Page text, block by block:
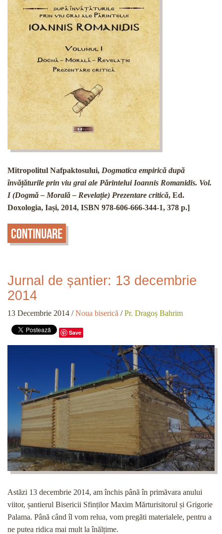
Mitropolitul Nafpaktosului, Dogmatica empirică după
învățăturile prin viu grai ale Părintelui Ioannis Romanidis. Vol.
I (Dogmă – Morală – Revelație) Prezentare critică, Ed.
Doxologia, Iași, 2014, ISBN 978-606-666-344-1, 378 p.]
Continuare
Jurnal de șantier: 13 decembrie
2014
13 Decembrie 2014 /Noua biserică /Pr. Dragoș Bahrim
Save
Astăzi 13 decembrie 2014, am închis până în primăvara anului
viitor, șantierul Bisericii Sfinților Maxim Mărturisitorul și Grigorie
Palama. Până când îl vom relua, vom pregăti materialele, pentru a
ne putea ridica mai mult la înălțime.